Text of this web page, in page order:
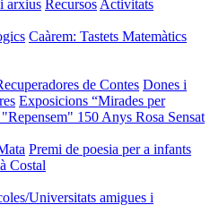
arxius Recursos Activitats
Caàrem: Tastets Matemàtics
de Contes Dones i
Exposicions “Mirades per
150 Anys Rosa Sensat
Premi de poesia per a infants
Costal
Universitats amigues i